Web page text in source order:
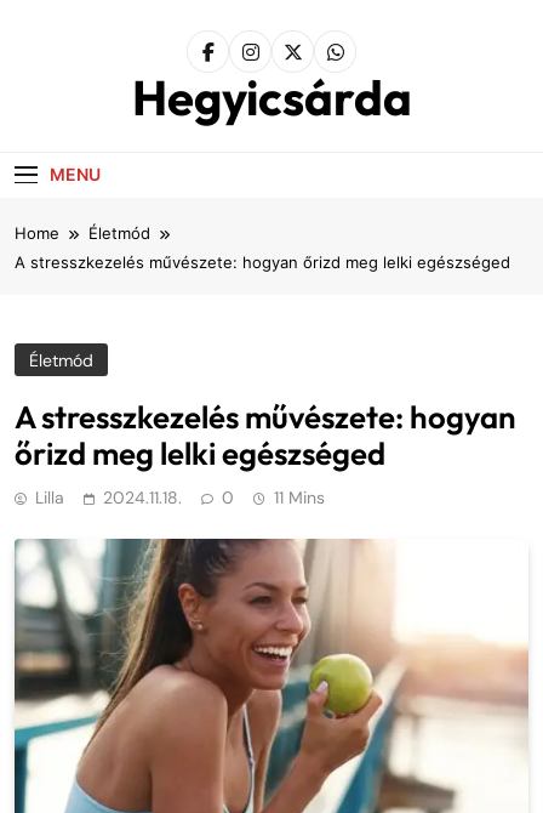
Hegyicsárda
MENU
Home
Életmód
A stresszkezelés művészete: hogyan őrizd meg lelki egészséged
Életmód
A stresszkezelés művészete: hogyan
őrizd meg lelki egészséged
Lilla 2024.11.18. 0 11 Mins